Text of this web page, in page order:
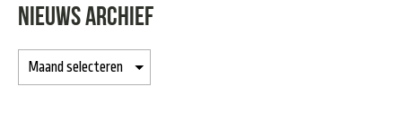
NIEUWS ARCHIEF